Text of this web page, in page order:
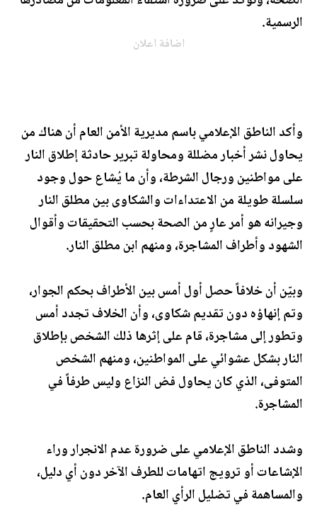
الرسمية.
اضافة اعلان
وأكد الناطق الإعلامي باسم مديرية الأمن العام أن هناك من
يحاول نشر أخبار مضللة ومحاولة تبرير حادثة إطلاق النار
على مواطنين ورجال الشرطة، وأن ما يُشاع حول وجود
سلسلة طويلة من الاعتداءات والشكاوى بين مطلق النار
وجيرانه هو أمر عارٍ من الصحة بحسب التحقيقات وأقوال
الشهود وأطراف المشاجرة، ومنهم ابن مطلق النار.
وبيّن أن خلافاً حصل أول أمس بين الأطراف بحكم الجوار،
وتم إنهاؤه دون تقديم شكاوى، وأن الخلاف تجدد أمس
وتطور إلى مشاجرة، قام على إثرها ذلك الشخص بإطلاق
النار بشكل عشوائي على المواطنين، ومنهم الشخص
المتوفى، الذي كان يحاول فض النزاع وليس طرفاً في
المشاجرة.
وشدد الناطق الإعلامي على ضرورة عدم الانجرار وراء
الإشاعات أو ترويج اتهامات للطرف الآخر دون أي دليل،
والمساهمة في تضليل الرأي العام.